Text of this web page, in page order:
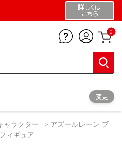
詳しくは
こちら
0
変更
ャラクター
アズールレーン ブ
ィギュア